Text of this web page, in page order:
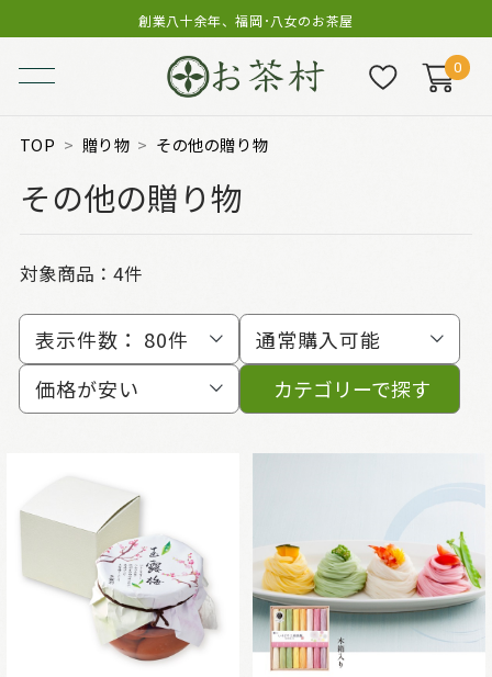
創業八十余年、福岡･八女のお茶屋
0
TOP 贈り物 その他の贈り物
その他の贈り物
対象商品： 4件
表示件数： 80件
通常購入可能
価格が安い
カテゴリーで探す